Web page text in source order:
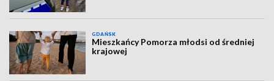
GDAŃSK
Mieszkańcy Pomorza młodsi od średniej
krajowej